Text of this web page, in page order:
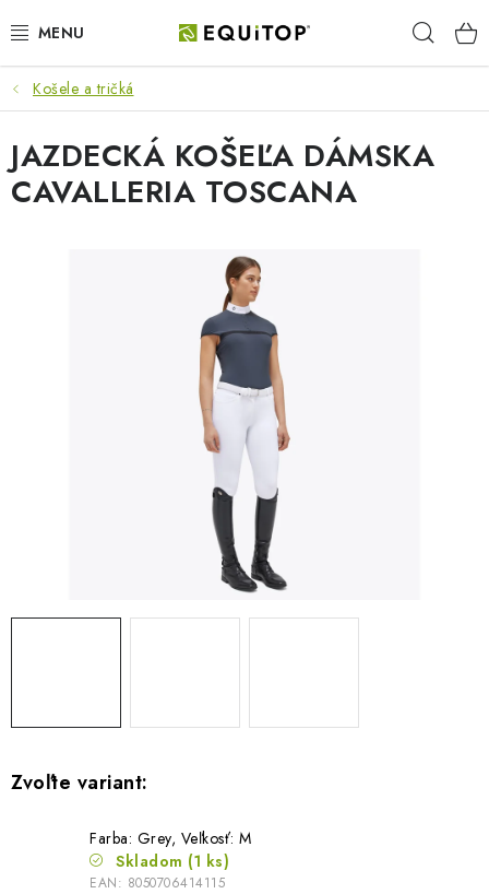
na
JAZDEC
KÔŇ
PONY
Obchodné podmienky
Dodacie podmienky
Košele a tričká
Farba: Grey, Veľkosť: M
Skladom (1 ks)
EAN: 8050706414115
JAZDECKÁ KOŠEĽA DÁMSKA
CAVALLERIA TOSCANA